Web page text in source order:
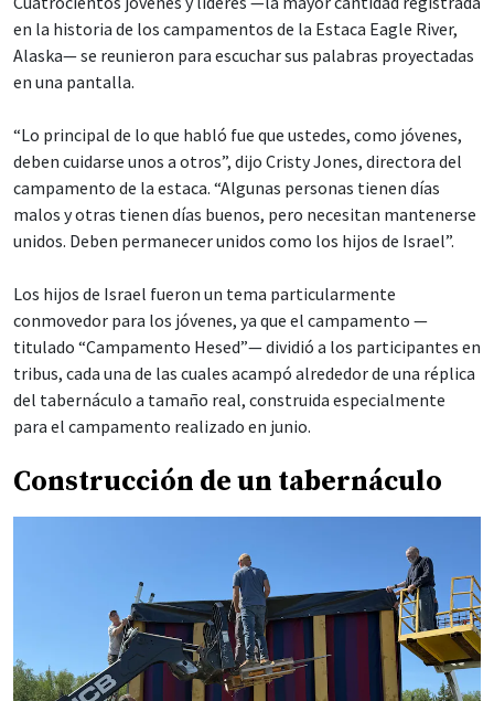
en la historia de los campamentos de la Estaca Eagle River,
Alaska— se reunieron para escuchar sus palabras proyectadas
en una pantalla.
“Lo principal de lo que habló fue que ustedes, como jóvenes,
deben cuidarse unos a otros”, dijo Cristy Jones, directora del
campamento de la estaca. “Algunas personas tienen días
malos y otras tienen días buenos, pero necesitan mantenerse
unidos. Deben permanecer unidos como los hijos de Israel”.
Los hijos de Israel fueron un tema particularmente
conmovedor para los jóvenes, ya que el campamento —
titulado “Campamento Hesed”— dividió a los participantes en
tribus, cada una de las cuales acampó alrededor de una réplica
del tabernáculo a tamaño real, construida especialmente
para el campamento realizado en junio.
Construcción de un tabernáculo